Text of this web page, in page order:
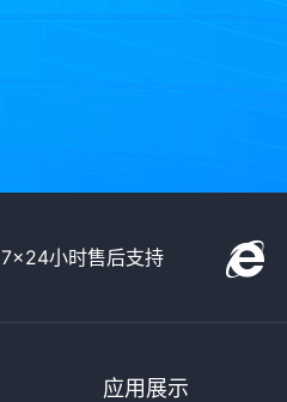
7x24小时售后支持
应用展示